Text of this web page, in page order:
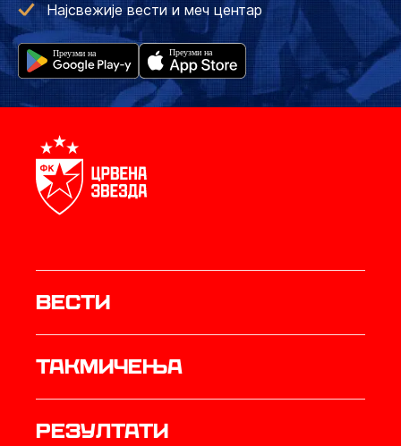
Најсвежије вести и меч центар
Вести
Такмичења
резултати